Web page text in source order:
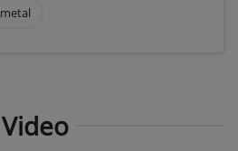
Video